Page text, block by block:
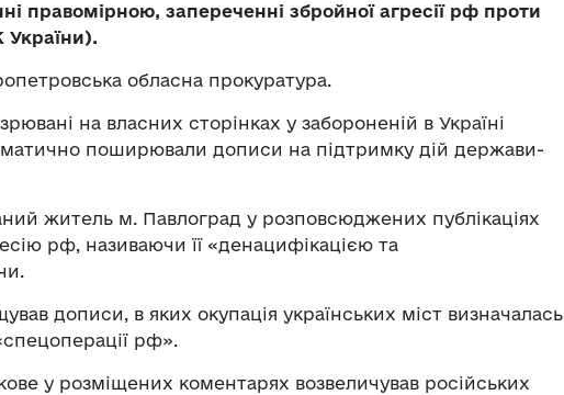
правомірною, запереченні збройної агресії рф проти
України).
обласна прокуратура.
на власних сторінках у забороненій в Україні
поширювали дописи на підтримку дій держави-
житель м. Павлоград у розповсюджених публікаціях
рф, називаючи її «денацифікацією та
дописи, в яких окупація українських міст визначалась
рф».
у розміщених коментарях возвеличував російських